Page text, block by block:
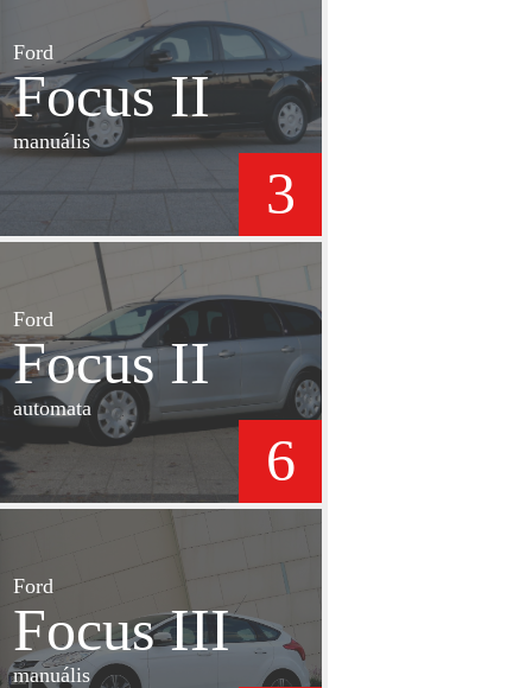
Ford
Focus II
manuális
3
Ford
Focus II
automata
6
Ford
Focus III
manuális